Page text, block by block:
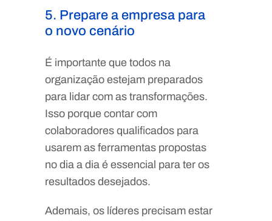
5. Prepare a empresa para
o novo cenário
É importante que todos na
organização estejam preparados
para lidar com as transformações.
Isso porque contar com
colaboradores qualificados para
usarem as ferramentas propostas
no dia a dia é essencial para ter os
resultados desejados.
Ademais, os líderes precisam estar